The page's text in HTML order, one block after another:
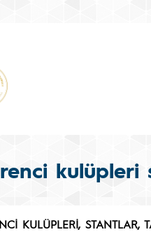
kulüpleri
KULÜPLERİ, STANTLAR,